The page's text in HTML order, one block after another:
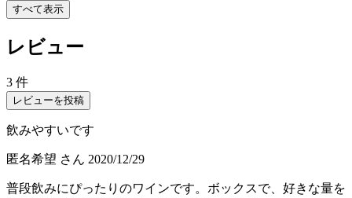
すべて表示
レビュー
3 件
レビューを投稿
飲みやすいです
匿名希望 さん 2020/12/29
普段飲みにぴったりのワインです。ボックスで、好きな量を